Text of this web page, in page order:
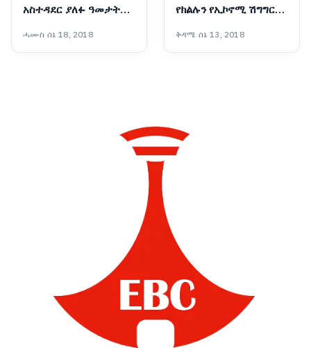
አስተዳደር ያለፉ ዓመታት
እስከ ልማት ተኮር የበጀት
ሽግግር
ሓሙስ ሰኔ 18, 2018
የክልሉን የኢኮኖሚ ሽግግር
ተወዳዳሪነት የመለወጥ
ሚናውን እየተወጣ ነው፡-
ቅዳሜ ሰኔ 13, 2018